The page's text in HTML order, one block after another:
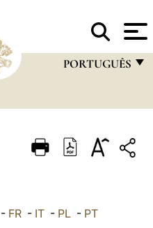
PORTUGUÊS
ITALIANO
- FR - IT - PL - PT